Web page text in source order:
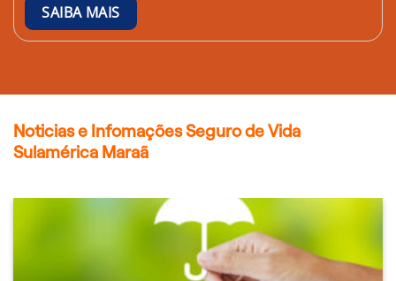
SAIBA MAIS
Noticias e Infomações Seguro de Vida
Sulamérica Maraã